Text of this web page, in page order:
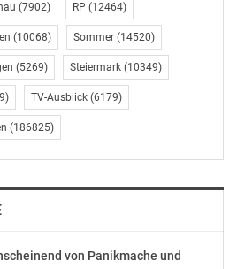
Gründen
(z. B. Nikotinpouches,
auch nikotinfreie verwandte
Subtanzen (Koffein,
wie klassische Tabakprodukte
umfassenden Schutzniveau
Warnhinweise sowie
von 15
(7902) RP (12464)
(10068) Sommer (14520)
(5269) Steiermark (10349)
TV-Ausblick (6179)
(186825)
von Panikmache und